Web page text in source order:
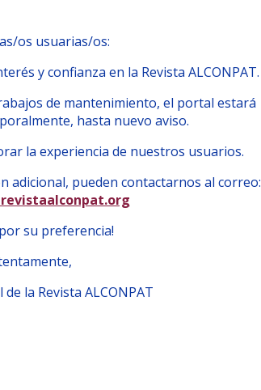
os usuarias/os:
y confianza en la Revista ALCONPAT.
de mantenimiento, el portal estará
hasta nuevo aviso.
la experiencia de nuestros usuarios.
adicional, pueden contactarnos al correo:
por su preferencia!
la Revista ALCONPAT